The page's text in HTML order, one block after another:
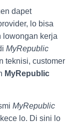
dapet
lo bisa
lowongan kerja
MyRepublic
teknisi, customer
MyRepublic
MyRepublic
lo. Di sini lo